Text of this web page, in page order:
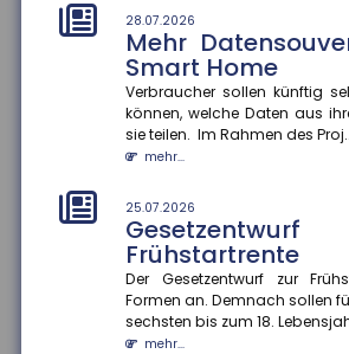
28.07.2026
Mehr
Smart Home
Verbraucher sollen künftig
können, welche Daten aus
sie teilen. Im Rahmen des
mehr...
25.07.2026
Frühstartrente
Der Gesetzentwurf zur
Formen an. Demnach sollen
sechsten bis zum 18.
mehr...
Der internationale
Finanzkonten soll ausgeweitet
Bundesregierung einen...
mehr...
25.07.2026
und regelmäßig
Ein Privathaushalt gibt im Schnitt
für Versicherungen aus ?
private Pflege- o...
mehr...
25.07.2026